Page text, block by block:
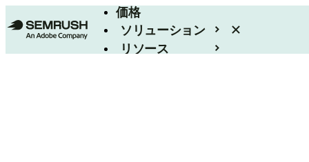
価格
ソリューション
リソース